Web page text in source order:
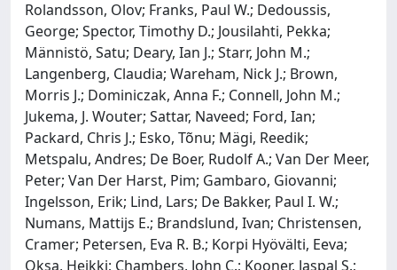
Rolandsson, Olov; Franks, Paul W.; Dedoussis,
George; Spector, Timothy D.; Jousilahti, Pekka;
Männistö, Satu; Deary, Ian J.; Starr, John M.;
Langenberg, Claudia; Wareham, Nick J.; Brown,
Morris J.; Dominiczak, Anna F.; Connell, John M.;
Jukema, J. Wouter; Sattar, Naveed; Ford, Ian;
Packard, Chris J.; Esko, Tõnu; Mägi, Reedik;
Metspalu, Andres; De Boer, Rudolf A.; Van Der Meer,
Peter; Van Der Harst, Pim; Gambaro, Giovanni;
Ingelsson, Erik; Lind, Lars; De Bakker, Paul I. W.;
Numans, Mattijs E.; Brandslund, Ivan; Christensen,
Cramer; Petersen, Eva R. B.; Korpi Hyövälti, Eeva;
Oksa, Heikki; Chambers, John C.; Kooner, Jaspal S.;